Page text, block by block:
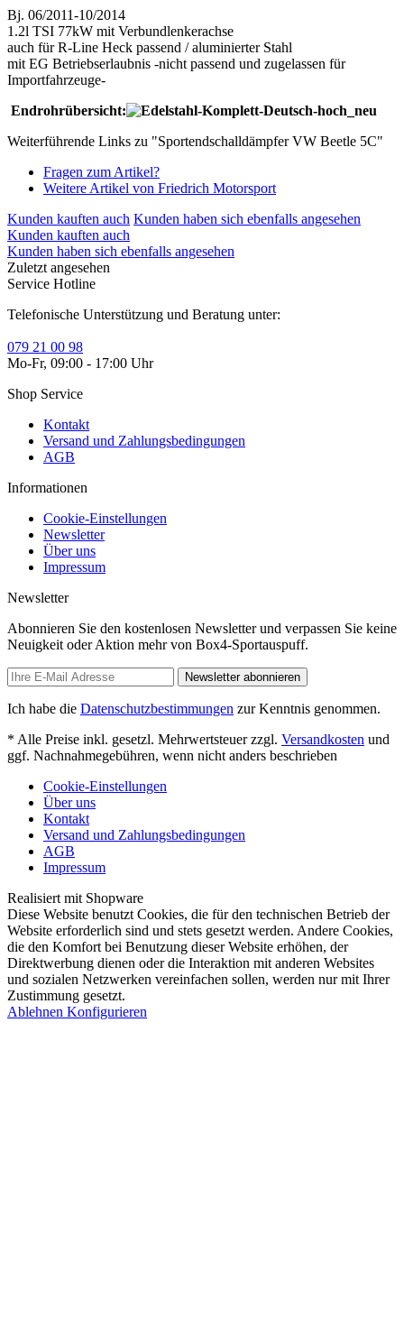
Bj. 06/2011-10/2014
1.2l TSI 77kW mit Verbundlenkerachse
auch für R-Line Heck passend / aluminierter Stahl
mit EG Betriebserlaubnis -nicht passend und zugelassen für
Importfahrzeuge-
Endrohrübersicht:
Weiterführende Links zu "Sportendschalldämpfer VW Beetle 5C"
Fragen zum Artikel?
Weitere Artikel von Friedrich Motorsport
Kunden kauften auch Kunden haben sich ebenfalls angesehen
Kunden kauften auch
Kunden haben sich ebenfalls angesehen
Zuletzt angesehen
Service Hotline
Telefonische Unterstützung und Beratung unter:
079 21 00 98
Mo-Fr, 09:00 - 17:00 Uhr
Shop Service
Kontakt
Versand und Zahlungsbedingungen
AGB
Informationen
Cookie-Einstellungen
Newsletter
Über uns
Impressum
Newsletter
Abonnieren Sie den kostenlosen Newsletter und verpassen Sie keine
Neuigkeit oder Aktion mehr von Box4-Sportauspuff.
Newsletter abonnieren
Ich habe die Datenschutzbestimmungen zur Kenntnis genommen.
* Alle Preise inkl. gesetzl. Mehrwertsteuer zzgl. Versandkosten und
ggf. Nachnahmegebühren, wenn nicht anders beschrieben
Cookie-Einstellungen
Über uns
Kontakt
Versand und Zahlungsbedingungen
AGB
Impressum
Realisiert mit Shopware
Diese Website benutzt Cookies, die für den technischen Betrieb der
Website erforderlich sind und stets gesetzt werden. Andere Cookies,
die den Komfort bei Benutzung dieser Website erhöhen, der
Direktwerbung dienen oder die Interaktion mit anderen Websites
und sozialen Netzwerken vereinfachen sollen, werden nur mit Ihrer
Zustimmung gesetzt.
Ablehnen Konfigurieren